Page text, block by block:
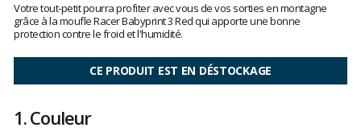
clients
4
sur
5
Votre tout-petit pourra profiter avec vous de vos sorties en montagne
grâce à la moufle Racer Babyprint 3 Red qui apporte une bonne
protection contre le froid et l'humidité.
CE PRODUIT EST EN DÉSTOCKAGE
1.Couleur